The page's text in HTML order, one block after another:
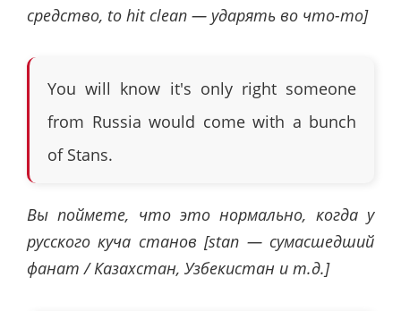
средство, to hit clean — ударять во что-то]
You will know it's only right someone
from Russia would come with a bunch
of Stans.
Вы поймете, что это нормально, когда у
русского куча станов [stan — сумасшедший
фанат / Казахстан, Узбекистан и т.д.]